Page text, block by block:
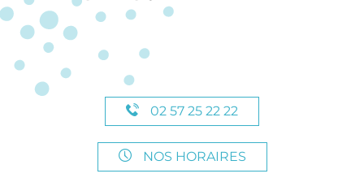
02 57 25 22 22
NOS HORAIRES